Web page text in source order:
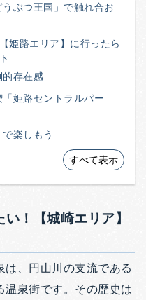
ぶつ王国」で触れ合お
姫路エリア】に行ったら
的存在感
姫路セントラルパー
楽しもう
すべて表示
！【城崎エリア】
、円山川の支流である
温泉街です。その歴史は